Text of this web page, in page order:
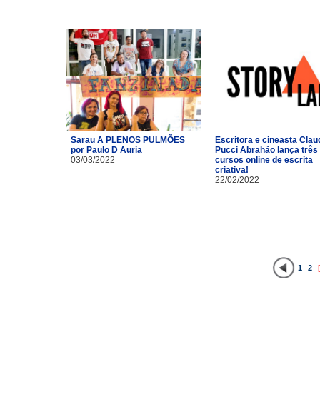
Sarau A PLENOS PULMÕES
por Paulo D Auria
03/03/2022
Escritora e cineasta
Pucci Abrahão lança três
cursos online de escrita
criativa!
22/02/2022
1 2